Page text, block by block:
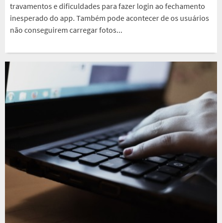
travamentos e dificuldades para fazer login ao fechamento
inesperado do app. Também pode acontecer de os usuários
não conseguirem carregar fotos...